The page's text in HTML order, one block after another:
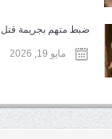
ضبط متهم بجريمة
مايو 19, 2026